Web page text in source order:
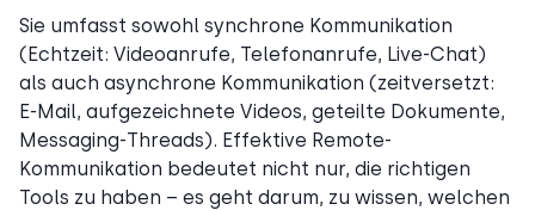
Sie umfasst sowohl synchrone Kommunikation
(Echtzeit: Videoanrufe, Telefonanrufe, Live-Chat)
als auch asynchrone Kommunikation (zeitversetzt:
E-Mail, aufgezeichnete Videos, geteilte Dokumente,
Messaging-Threads). Effektive Remote-
Kommunikation bedeutet nicht nur, die richtigen
Tools zu haben – es geht darum, zu wissen, welchen